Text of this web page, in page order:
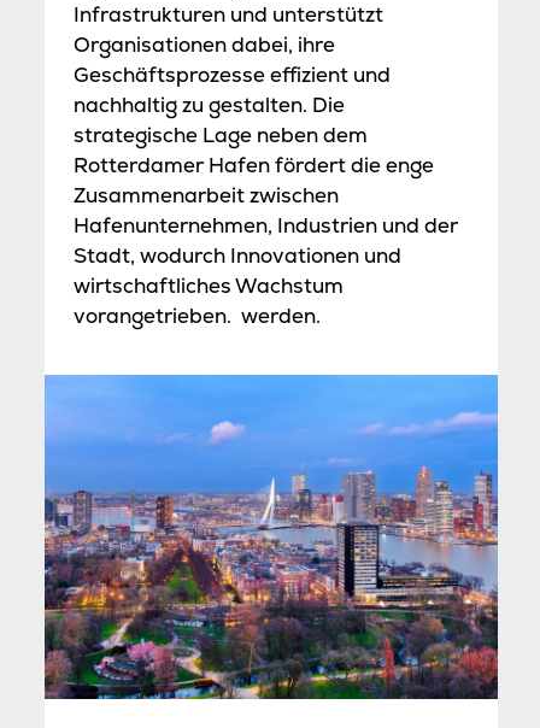
Infrastrukturen und unterstützt
Organisationen dabei, ihre
Geschäftsprozesse effizient und
nachhaltig zu gestalten. Die
strategische Lage neben dem
Rotterdamer Hafen fördert die enge
Zusammenarbeit zwischen
Hafenunternehmen, Industrien und der
Stadt, wodurch Innovationen und
wirtschaftliches Wachstum
vorangetrieben. werden.